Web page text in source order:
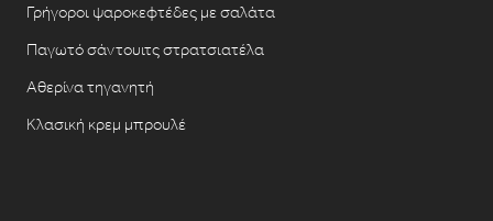
Γρήγοροι ψαροκεφτέδες με σαλάτα
Παγωτό σάντουιτς στρατσιατέλα
Αθερίνα τηγανητή
Κλασική κρεμ μπρουλέ